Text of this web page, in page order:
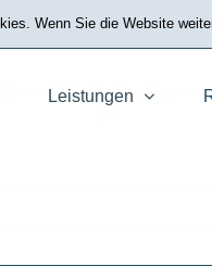
Leistungen
Wenn Sie die Website